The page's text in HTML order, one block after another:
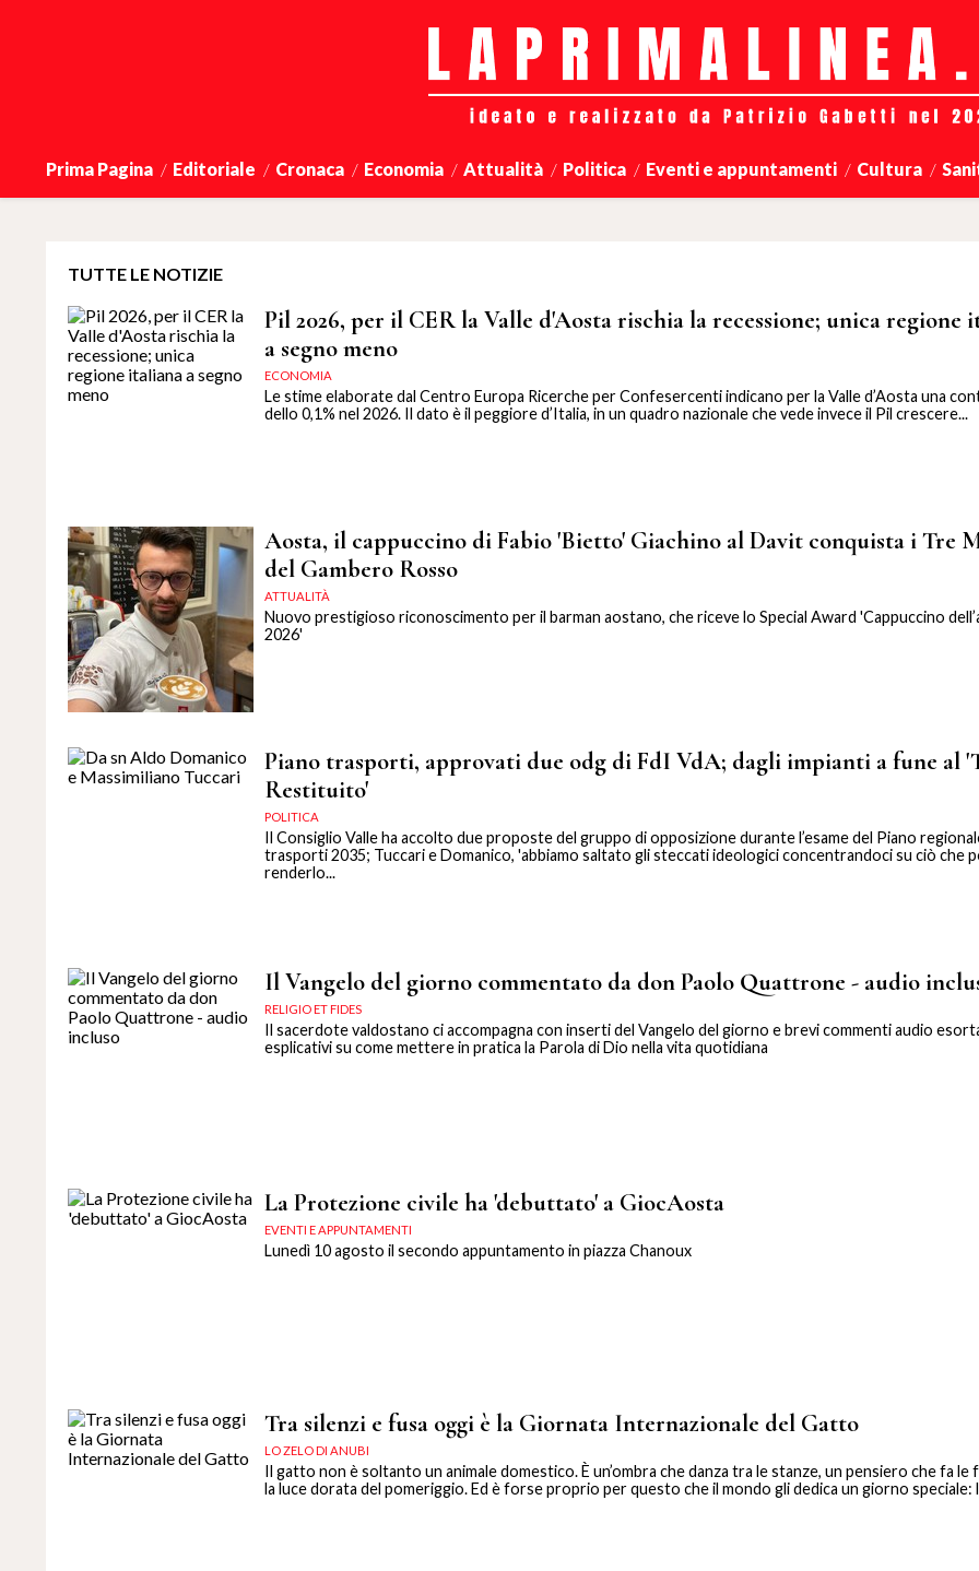
Prima Pagina Editoriale Cronaca Economia Attualità Politica Eventi e appuntamenti Cultura
TUTTE LE NOTIZIE
Pil 2026, per il CER la Valle d'Aosta rischia la recessione; unica regione
a segno meno
ECONOMIA
Le stime elaborate dal Centro Europa Ricerche per Confesercenti indicano per la Valle d’Aosta una
dello 0,1% nel 2026. Il dato è il peggiore d’Italia, in un quadro nazionale che vede invece il Pil crescere...
Aosta, il cappuccino di Fabio 'Bietto' Giachino al Davit conquista i Tre
del Gambero Rosso
ATTUALITÀ
Nuovo prestigioso riconoscimento per il barman aostano, che riceve lo Special Award 'Cappuccino
2026'
Piano trasporti, approvati due odg di FdI VdA; dagli impianti a fune al
Restituito'
POLITICA
Il Consiglio Valle ha accolto due proposte del gruppo di opposizione durante l’esame del Piano
trasporti 2035; Tuccari e Domanico, 'abbiamo saltato gli steccati ideologici concentrandoci su ciò che
renderlo...
Il Vangelo del giorno commentato da don Paolo Quattrone - audio
RELIGIO ET FIDES
Il sacerdote valdostano ci accompagna con inserti del Vangelo del giorno e brevi commenti audio
esplicativi su come mettere in pratica la Parola di Dio nella vita quotidiana
La Protezione civile ha 'debuttato' a GiocAosta
EVENTI E APPUNTAMENTI
Lunedì 10 agosto il secondo appuntamento in piazza Chanoux
Tra silenzi e fusa oggi è la Giornata Internazionale del Gatto
LO ZELO DI ANUBI
Il gatto non è soltanto un animale domestico. È un’ombra che danza tra le stanze, un pensiero che fa
la luce dorata del pomeriggio. Ed è forse proprio per questo che il mondo gli dedica un giorno speciale: